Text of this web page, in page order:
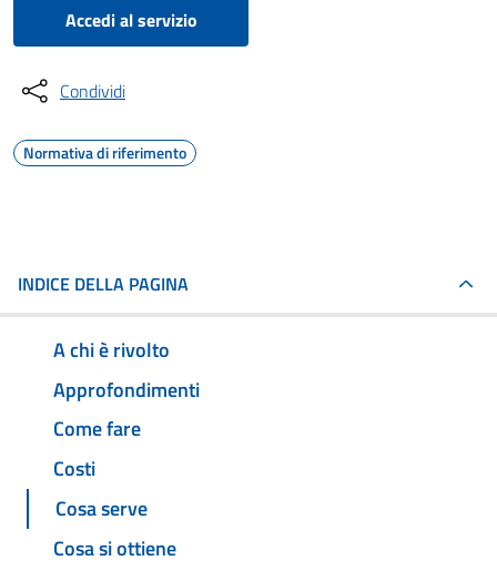
Accedi al servizio
Condividi
Normativa di riferimento
INDICE DELLA PAGINA
A chi è rivolto
Approfondimenti
Come fare
Costi
Cosa serve
Cosa si ottiene